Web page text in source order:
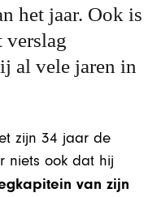
het jaar. Ook is
verslag
al vele jaren in
zijn 34 jaar de
niets ook dat hij
van zijn